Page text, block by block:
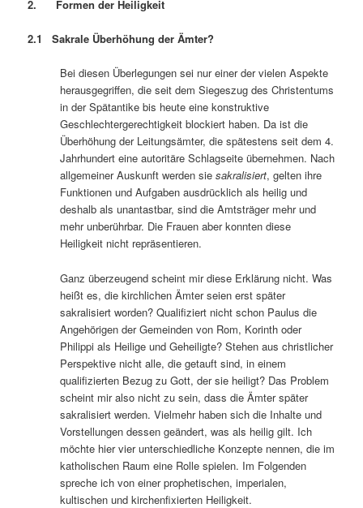
2. Formen der Heiligkeit
2.1 Sakrale Überhöhung der Ämter?
Bei diesen Überlegungen sei nur einer der vielen Aspekte
herausgegriffen, die seit dem Siegeszug des Christentums
in der Spätantike bis heute eine konstruktive
Geschlechtergerechtigkeit blockiert haben. Da ist die
Überhöhung der Leitungsämter, die spätestens seit dem 4.
Jahrhundert eine autoritäre Schlagseite übernehmen. Nach
allgemeiner Auskunft werden siesakralisiert, gelten ihre
Funktionen und Aufgaben ausdrücklich als heilig und
deshalb als unantastbar, sind die Amtsträger mehr und
mehr unberührbar. Die Frauen aber konnten diese
Heiligkeit nicht repräsentieren.
Ganz überzeugend scheint mir diese Erklärung nicht. Was
heißt es, die kirchlichen Ämter seien erst später
sakralisiert worden? Qualifiziert nicht schon Paulus die
Angehörigen der Gemeinden von Rom, Korinth oder
Philippi als Heilige und Geheiligte? Stehen aus christlicher
Perspektive nicht alle, die getauft sind, in einem
qualifizierten Bezug zu Gott, der sie heiligt? Das Problem
scheint mir also nicht zu sein, dass die Ämter später
sakralisiert werden. Vielmehr haben sich die Inhalte und
Vorstellungen dessen geändert, was als heilig gilt. Ich
möchte hier vier unterschiedliche Konzepte nennen, die im
katholischen Raum eine Rolle spielen. Im Folgenden
spreche ich von einer prophetischen, imperialen,
kultischen und kirchenfixierten Heiligkeit.